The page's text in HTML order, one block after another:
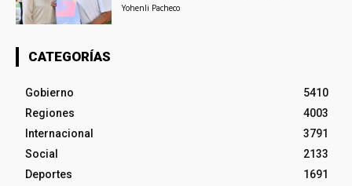
Yohenli Pacheco
CATEGORÍAS
Gobierno
5410
Regiones
4003
Internacional
3791
Social
2133
Deportes
1691